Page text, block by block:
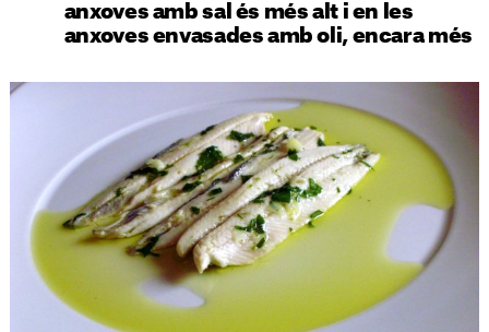
anxoves amb sal és més alt i en les
anxoves envasades amb oli, encara més